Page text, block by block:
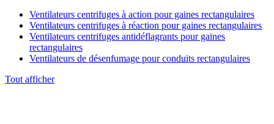
Ventilateurs centrifuges à action pour gaines rectangulaires
Ventilateurs centrifuges à réaction pour gaines rectangulaires
Ventilateurs centrifuges antidéflagrants pour gaines
rectangulaires
Ventilateurs de désenfumage pour conduits rectangulaires
Tout afficher